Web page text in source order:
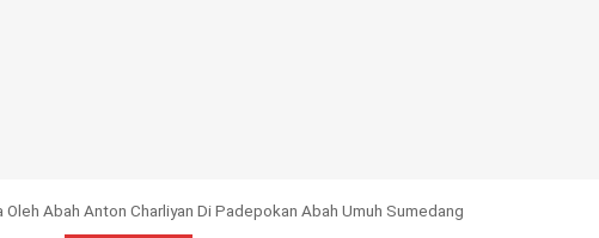
Abah Anton Charliyan Di Padepokan Abah Umuh Sumedang